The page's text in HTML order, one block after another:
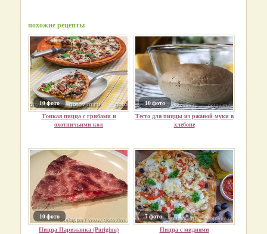
похожие рецепты
10 фото
Тонкая пицца с грибами и
охотничьими кол
10 фото
Тесто для пиццы из ржаной муки в
хлебопе
10 фото
Пицца Парижанка (Parigina)
7 фото
Пицца с мидиями